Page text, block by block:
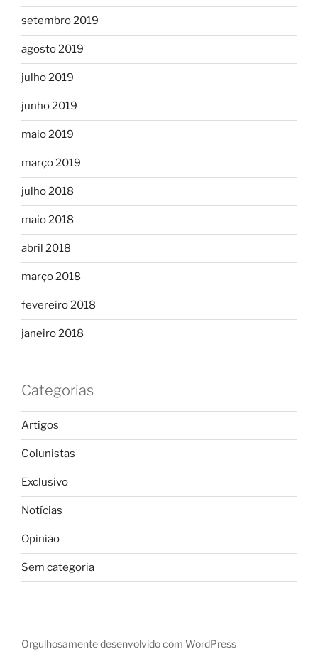
setembro 2019
agosto 2019
julho 2019
junho 2019
maio 2019
março 2019
julho 2018
maio 2018
abril 2018
março 2018
fevereiro 2018
janeiro 2018
Categorias
Artigos
Colunistas
Exclusivo
Notícias
Opinião
Sem categoria
Orgulhosamente desenvolvido com WordPress